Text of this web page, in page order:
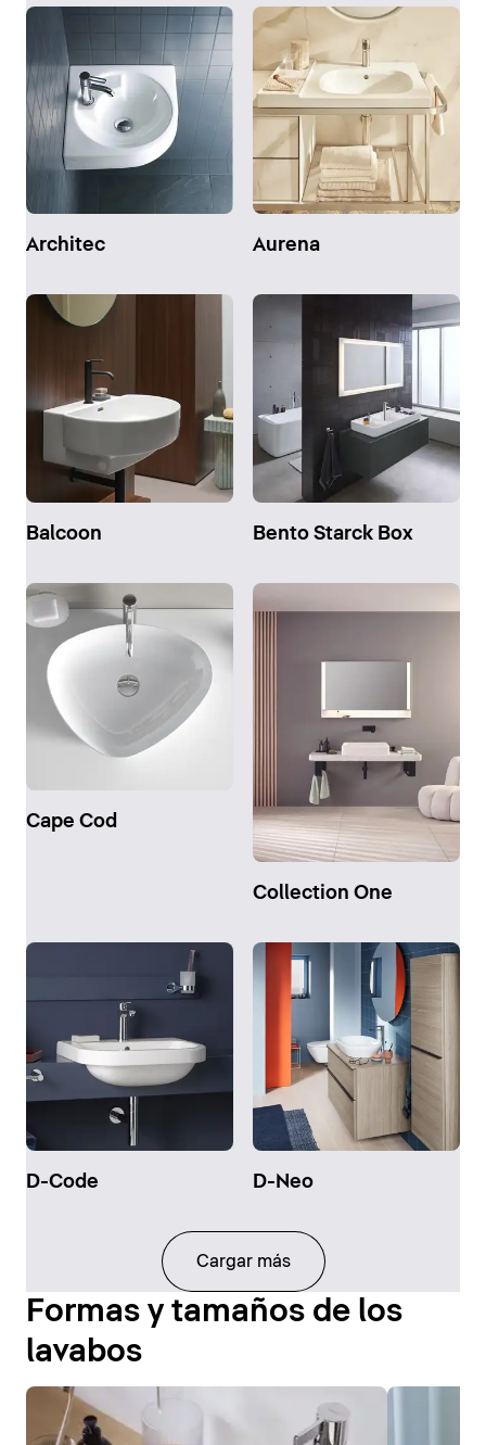
Architec Aurena
Balcoon Bento Starck Box
Cape Cod
Collection One
D-Code D-Neo
Cargar más
Formas y tamaños de los
lavabos